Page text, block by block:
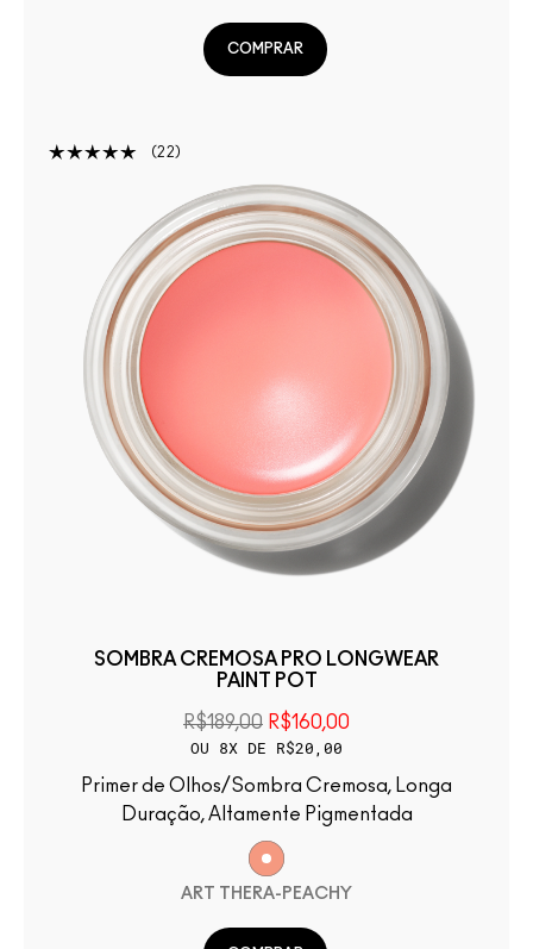
COMPRAR
22
SOMBRA CREMOSA PRO LONGWEAR
PAINT POT
R$189,00 R$160,00
OU 8X DE R$20,00
Primer de Olhos/Sombra Cremosa, Longa
Duração, Altamente Pigmentada
ART THERA-PEACHY